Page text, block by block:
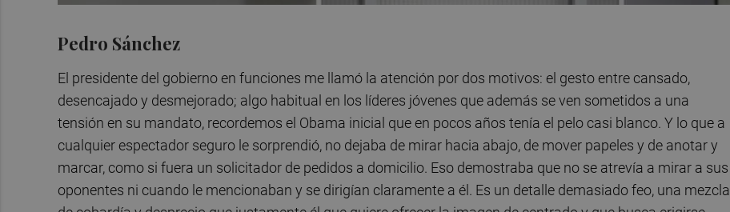
Pedro Sánchez
El presidente del gobierno en funciones me llamó la atención por dos motivos: el gesto entre cansado,
desencajado y desmejorado; algo habitual en los líderes jóvenes que además se ven sometidos a una
tensión en su mandato, recordemos el Obama inicial que en pocos años tenía el pelo casi blanco. Y lo que a
cualquier espectador seguro le sorprendió, no dejaba de mirar hacia abajo, de mover papeles y de anotar y
marcar, como si fuera un solicitador de pedidos a domicilio. Eso demostraba que no se atrevía a mirar a sus
oponentes ni cuando le mencionaban y se dirigían claramente a él. Es un detalle demasiado feo, una mezcla